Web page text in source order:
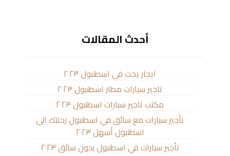
أحدث المقالات
ايجار يخت في اسطنبول ٢٠٢٣
تاجير سيارات مطار اسطنبول ٢٠٢٣
مكتب تاجير سيارات اسطنبول ٢٠٢٣
تأجير سيارات مع سائق في اسطنبول رحلتك الى
اسطنبول أسهل ٢٠٢٣
تأجير سيارات في اسطنبول بدون سائق ٢٠٢٣